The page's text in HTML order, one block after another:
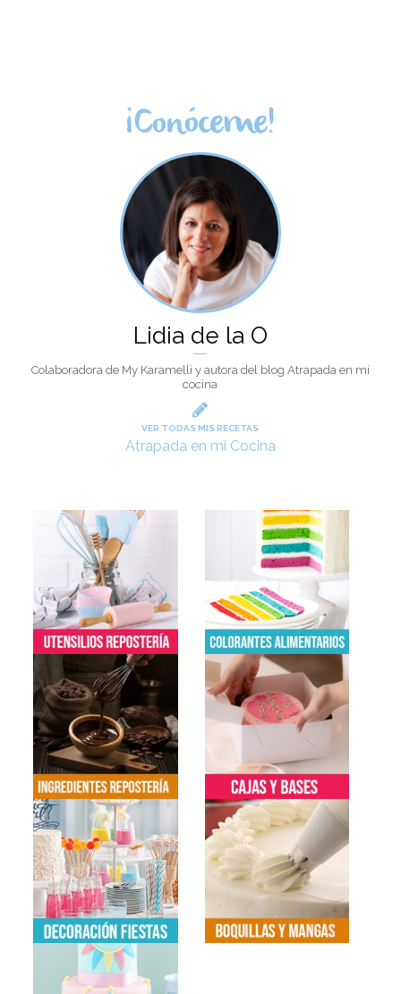
¡Conóceme!
Lidia de la O
Colaboradora de My Karamelli y autora del blog Atrapada en mi
cocina
VER TODAS MIS RECETAS
Atrapada en mi Cocina